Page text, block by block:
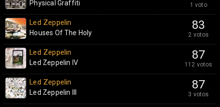
1 voto
Physical Graffiti
83
2 votos
Led Zeppelin
Houses Of The Holy
87
112 votos
Led Zeppelin
Led Zeppelin IV
87
3 votos
Led Zeppelin
Led Zeppelin III